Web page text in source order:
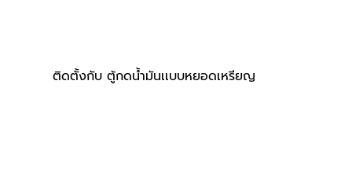
ติดตั้งกับ ตู้กดน้ำมันเเบบหยอดเหรียญ